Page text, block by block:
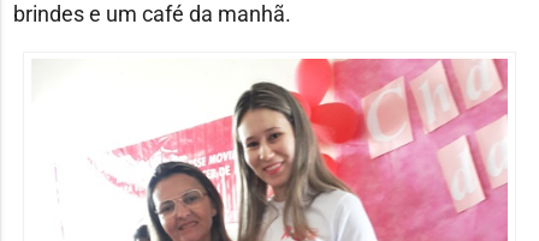
brindes e um café da manhã.